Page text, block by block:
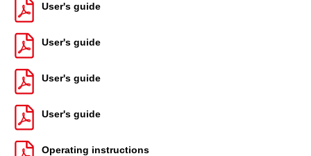
User's guide
User's guide
User's guide
User's guide
Operating instructions